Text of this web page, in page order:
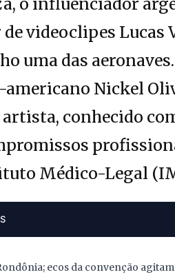
videoclipes
uma das
Nickel
conhecido
Médico-Legal
ecos da convenção